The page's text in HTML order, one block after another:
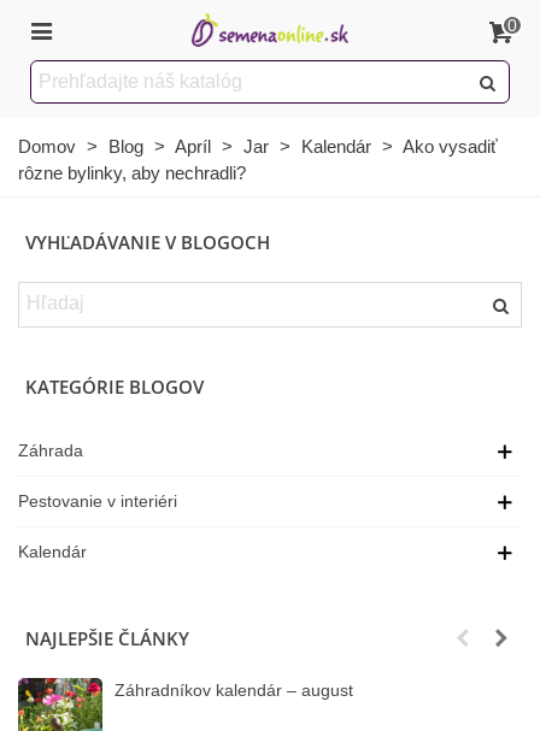
0
Domov > Blog > Apríl > Jar > Kalendár > Ako vysadiť
rôzne bylinky, aby nechradli?
VYHĽADÁVANIE V BLOGOCH
KATEGÓRIE BLOGOV
Záhrada
Pestovanie v interiéri
Kalendár
NAJLEPŠIE ČLÁNKY
Záhradníkov kalendár – august